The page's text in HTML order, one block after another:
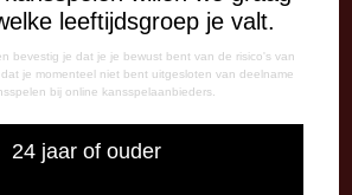
leeftijdsgroep je valt.
bevestig je dat je je bewust bent van de risico's van
je momenteel niet bent uitgesloten van deelname
bij online kansspelaanbieders.
24 jaar of ouder
op: